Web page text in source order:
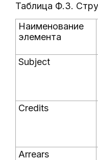
Таблица Ф.3.
Наименование
элемента
Subject
Credits
Arrears